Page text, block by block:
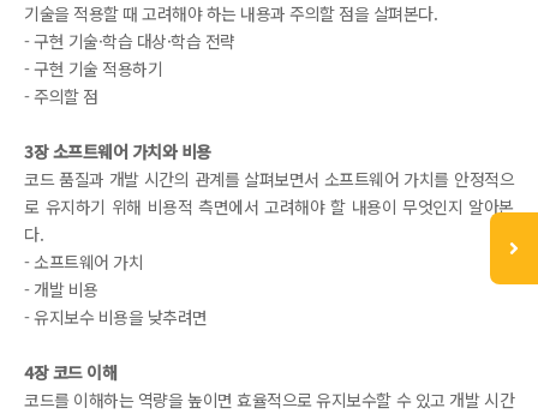
기술을 적용할 때 고려해야 하는 내용과 주의할 점을 살펴본다.
- 구현 기술·학습 대상·학습 전략
- 구현 기술 적용하기
- 주의할 점
3장 소프트웨어 가치와 비용
코드 품질과 개발 시간의 관계를 살펴보면서 소프트웨어 가치를 안정적으
로 유지하기 위해 비용적 측면에서 고려해야 할 내용이 무엇인지 알아본
다.
- 소프트웨어 가치
- 개발 비용
- 유지보수 비용을 낮추려면
4장 코드 이해
코드를 이해하는 역량을 높이면 효율적으로 유지보수할 수 있고 개발 시간